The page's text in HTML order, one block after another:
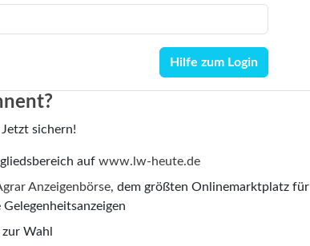
Hilfe zum Login
sichern!
aufwww.lw-heute.de
Anzeigenbörse, dem größten Onlinemarktplatz für
Wahl